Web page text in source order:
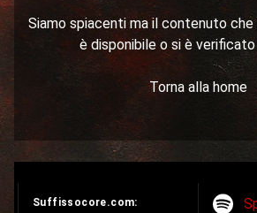
Siamo spiacenti ma il contenuto
è disponibile o si è verificato
Torna alla home
Suffissocore.com: